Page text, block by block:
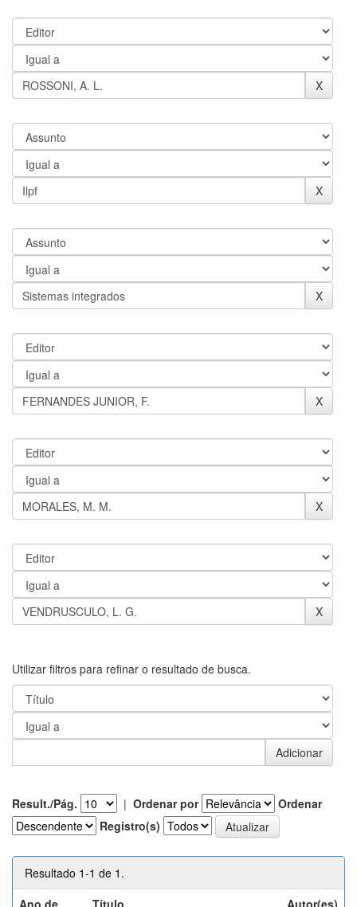
Utilizar filtros para refinar o resultado de busca.
Result./Pág. | Ordenar por
Ordenar
Registro(s)
Resultado 1-1 de 1.
Ano de
Título Autor(es)